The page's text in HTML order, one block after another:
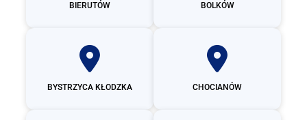
BIERUTÓW BOLKÓW
BYSTRZYCA KŁODZKA CHOCIANÓW